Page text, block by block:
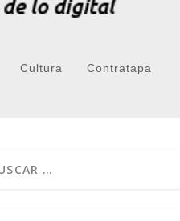
Cultura Contratapa